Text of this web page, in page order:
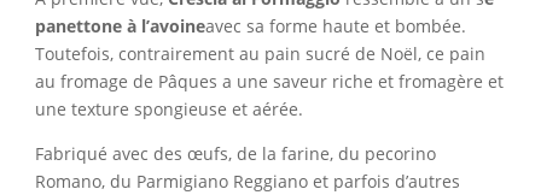
panettone à l’avoineavec sa forme haute et bombée.
Toutefois, contrairement au pain sucré de Noël, ce pain
au fromage de Pâques a une saveur riche et fromagère et
une texture spongieuse et aérée.
Fabriqué avec des œufs, de la farine, du pecorino
Romano, du Parmigiano Reggiano et parfois d’autres